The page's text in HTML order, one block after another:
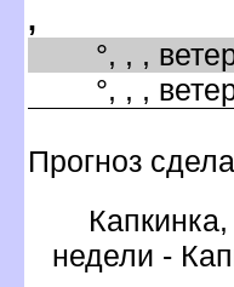
,
°, , ,
°, , ,
Прогноз
недели -